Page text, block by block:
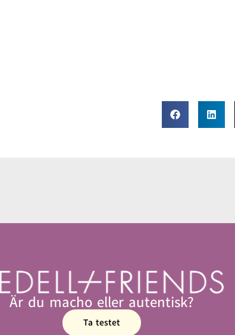
Är du macho eller autentisk?
Ta testet